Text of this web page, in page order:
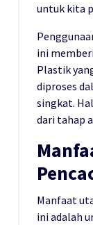
untuk kita
ini
Plastik
diproses
singkat.
dari tahap
Manfaat
ini adalah